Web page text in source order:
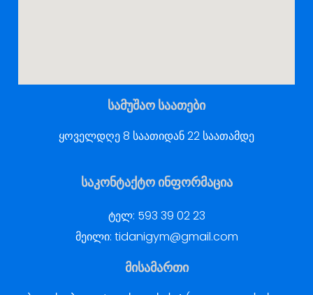
სამუშაო საათები
ყოველდღე 8 საათიდან 22 საათამდე
საკონტაქტო ინფორმაცია
ტელ: 593 39 02 23
მეილი: tidanigym@gmail.com
მისამართი